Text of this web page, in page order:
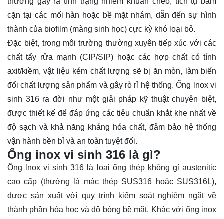
cặn tại các mối hàn hoặc bề mặt nhám, dẫn đến sự hình
thành của biofilm (màng sinh học) cực kỳ khó loại bỏ.
Đặc biệt, trong môi trường thường xuyên tiếp xúc với các
chất tẩy rửa mạnh (CIP/SIP) hoặc các hợp chất có tính
axit/kiềm, vật liệu kém chất lượng sẽ bị ăn mòn, làm biến
đổi chất lượng sản phẩm và gây rò rỉ hệ thống. Ống lnox vi
sinh 316 ra đời như một giải pháp kỹ thuật chuyên biệt,
được thiết kế để đáp ứng các tiêu chuẩn khắt khe nhất về
độ sạch và khả năng kháng hóa chất, đảm bảo hệ thống
vận hành bền bỉ và an toàn tuyệt đối.
Ống inox vi sinh 316 là gì?
Ống lnox vi sinh 316 là loại ống thép không gỉ austenitic
cao cấp (thường là mác thép SUS316 hoặc SUS316L),
được sản xuất với quy trình kiểm soát nghiêm ngặt về
thành phần hóa học và độ bóng bề mặt. Khác với ống inox